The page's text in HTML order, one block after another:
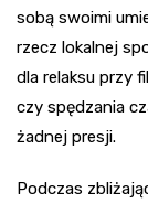
sobą swoimi
rzecz lokalnej
dla relaksu przy
czy spędzania
żadnej presji.
Podczas